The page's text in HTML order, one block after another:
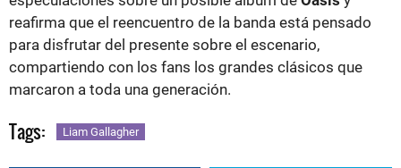
reafirma que el reencuentro de la banda está pensado
para disfrutar del presente sobre el escenario,
compartiendo con los fans los grandes clásicos que
marcaron a toda una generación.
Tags: Liam Gallagher